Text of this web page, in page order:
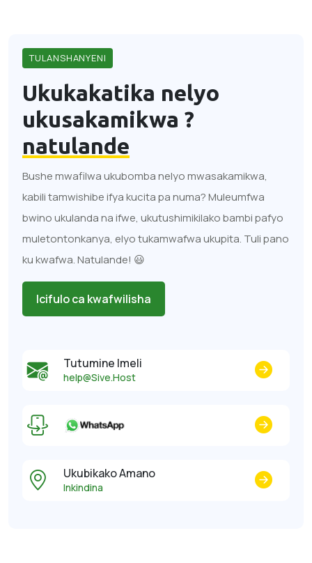
TULANSHANYENI
Ukukakatika nelyo
ukusakamikwa ?
natulande
Bushe mwafilwa ukubomba nelyo mwasakamikwa,
kabili tamwishibe ifya kucita pa numa? Muleumfwa
bwino ukulanda na ifwe, ukutushimikilako bambi pafyo
muletontonkanya, elyo tukamwafwa ukupita. Tuli pano
ku kwafwa. Natulande! 😃
Icifulo ca kwafwilisha
Tutumine Imeli
help@Sive.Host
Ukubikako Amano
Inkindina